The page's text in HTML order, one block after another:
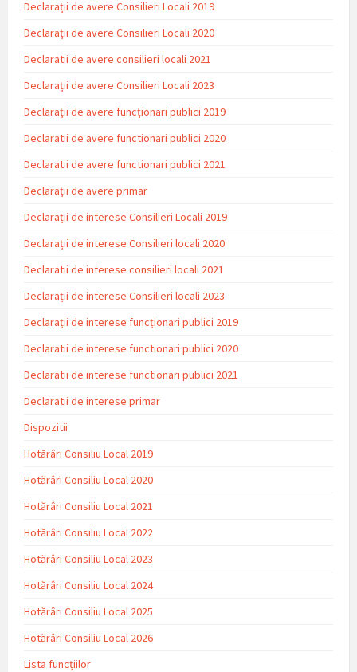
Declarații de avere Consilieri Locali 2019
Declarații de avere Consilieri Locali 2020
Declaratii de avere consilieri locali 2021
Declarații de avere Consilieri Locali 2023
Declarații de avere funcționari publici 2019
Declaratii de avere functionari publici 2020
Declaratii de avere functionari publici 2021
Declarații de avere primar
Declarații de interese Consilieri Locali 2019
Declarații de interese Consilieri locali 2020
Declaratii de interese consilieri locali 2021
Declarații de interese Consilieri locali 2023
Declarații de interese funcționari publici 2019
Declaratii de interese functionari publici 2020
Declaratii de interese functionari publici 2021
Declaratii de interese primar
Dispozitii
Hotărâri Consiliu Local 2019
Hotărâri Consiliu Local 2020
Hotărâri Consiliu Local 2021
Hotărâri Consiliu Local 2022
Hotărâri Consiliu Local 2023
Hotărâri Consiliu Local 2024
Hotărâri Consiliu Local 2025
Hotărâri Consiliu Local 2026
Lista funcțiilor